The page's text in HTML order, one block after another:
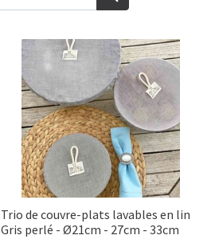
Trio de couvre-plats lavables en lin
Gris perlé - Ø21cm - 27cm - 33cm